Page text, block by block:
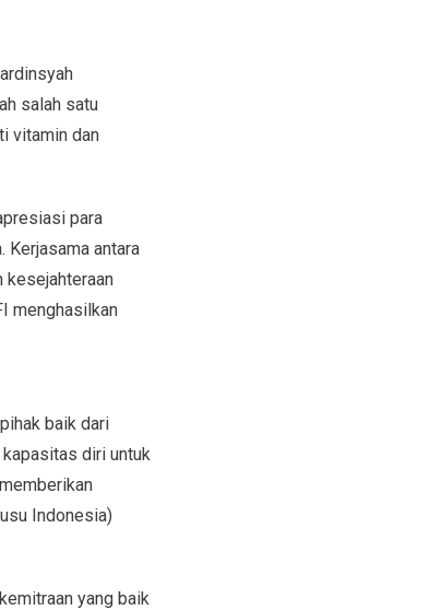
salah satu
vitamin dan
para
antara
kesejahteraan
menghasilkan
baik dari
diri untuk
Indonesia)
yang baik